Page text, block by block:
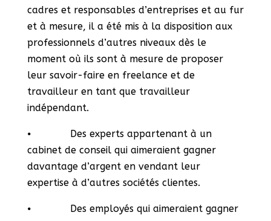
cadres et responsables d’entreprises et au fur
et à mesure, il a été mis à la disposition aux
professionnels d’autres niveaux dès le
moment où ils sont à mesure de proposer
leur savoir-faire en freelance et de
travailleur en tant que travailleur
indépendant.
⦁ Des experts appartenant à un
cabinet de conseil qui aimeraient gagner
davantage d’argent en vendant leur
expertise à d’autres sociétés clientes.
⦁ Des employés qui aimeraient gagner